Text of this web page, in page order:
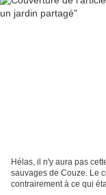
Hélas, il n'y aura pas
sauvages de Couze. Le
contrairement à ce qui